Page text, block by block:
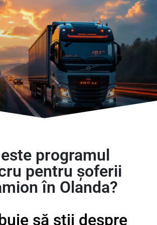
programul
pentru șoferii
în Olanda?
să știi despre